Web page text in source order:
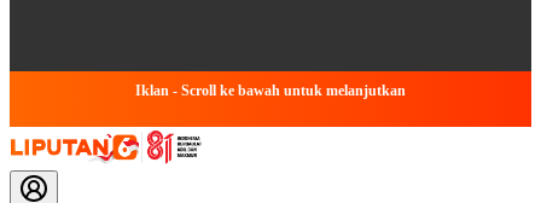
Iklan - Scroll ke bawah untuk melanjutkan